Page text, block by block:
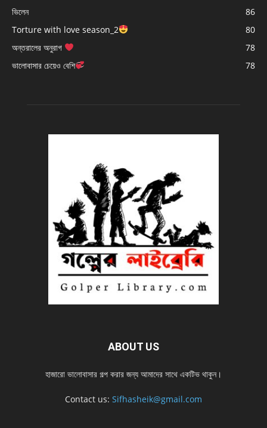
ভিলেন
86
Torture with love season_2
80
অন্তরালের অনুরাগ
78
ভালোবাসার চেয়েও বেশি
78
ABOUT US
হাজারো ভালোবাসার গল্প করার জন্য আমাদের সাথে একটিভ থাকুন।
Contact us: Sifhasheik@gmail.com